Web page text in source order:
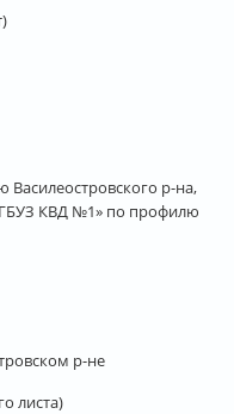
р-на,
КВД №1» по профилю
р-не
листа)